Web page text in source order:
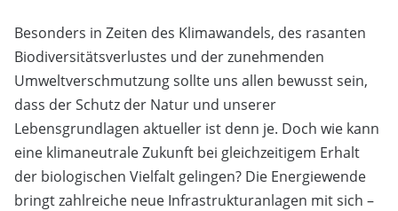
Besonders in Zeiten des Klimawandels, des rasanten
Biodiversitätsverlustes und der zunehmenden
Umweltverschmutzung sollte uns allen bewusst sein,
dass der Schutz der Natur und unserer
Lebensgrundlagen aktueller ist denn je. Doch wie kann
eine klimaneutrale Zukunft bei gleichzeitigem Erhalt
der biologischen Vielfalt gelingen? Die Energiewende
bringt zahlreiche neue Infrastrukturanlagen mit sich –